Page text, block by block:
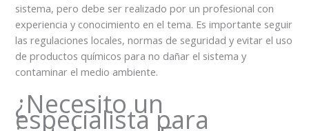
sistema, pero debe ser realizado por un profesional con
experiencia y conocimiento en el tema. Es importante seguir
las regulaciones locales, normas de seguridad y evitar el uso
de productos químicos para no dañar el sistema y
contaminar el medio ambiente.
¿Necesito un
especialista para